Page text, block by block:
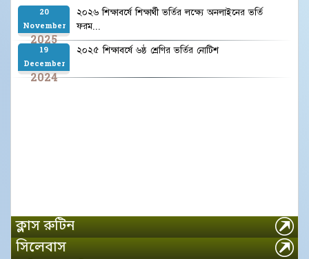
20
November
2025
২০২৬ শিক্ষাবর্ষে শিক্ষার্থী ভর্তির লক্ষ্যে অনলাইনের ভর্তি
ফরম...
19
December
2024
২০২৫ শিক্ষাবর্ষে ৬ষ্ঠ শ্রেণির ভর্তির নোটিশ
ক্লাস রুটিন
সিলেবাস